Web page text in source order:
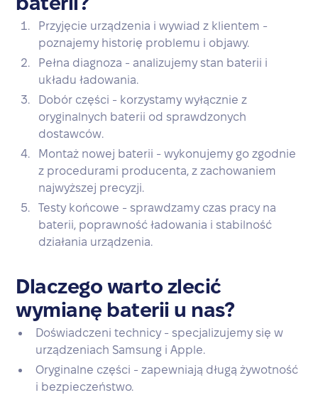
Przyjęcie urządzenia i wywiad z klientem -
poznajemy historię problemu i objawy.
Pełna diagnoza - analizujemy stan baterii i
układu ładowania.
Dobór części - korzystamy wyłącznie z
oryginalnych baterii od sprawdzonych
dostawców.
Montaż nowej baterii - wykonujemy go zgodnie
z procedurami producenta, z zachowaniem
najwyższej precyzji.
Testy końcowe - sprawdzamy czas pracy na
baterii, poprawność ładowania i stabilność
działania urządzenia.
Dlaczego warto zlecić
wymianę baterii u nas?
Doświadczeni technicy - specjalizujemy się w
urządzeniach Samsung i Apple.
Oryginalne części - zapewniają długą żywotność
i bezpieczeństwo.